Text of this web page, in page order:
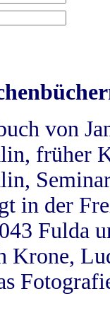
von
früher
in der
Fulda
Krone,